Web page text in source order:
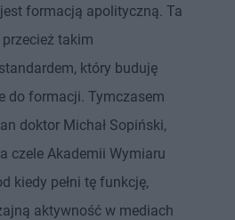
formacją apolityczną. Ta
takim
który buduję
do formacji. Tymczasem
doktor Michał Sopiński,
czele Akademii Wymiaru
kiedy pełni tę funkcję,
aktywność w mediach